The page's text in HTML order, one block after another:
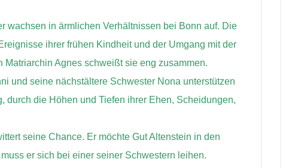
wachsen in ärmlichen Verhältnissen bei Bonn auf. Die
ihrer frühen Kindheit und der Umgang mit der
Matriarchin Agnes schweißt sie eng zusammen.
und seine nächstältere Schwester Nona unterstützen
durch die Höhen und Tiefen ihrer Ehen, Scheidungen,
seine Chance. Er möchte Gut Altenstein in den
er sich bei einer seiner Schwestern leihen.